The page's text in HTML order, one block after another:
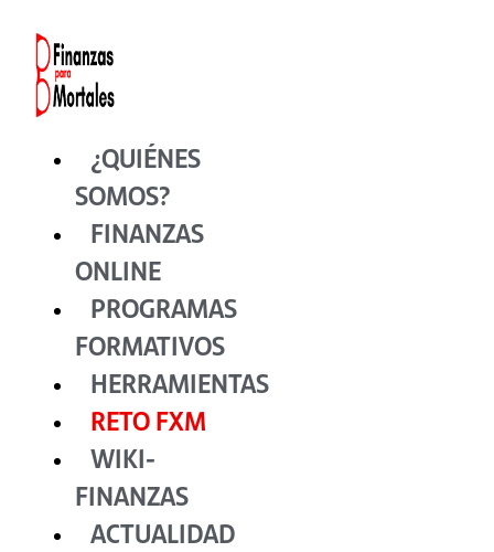
contenido
¿QUIÉNES
SOMOS?
FINANZAS
ONLINE
PROGRAMAS
FORMATIVOS
HERRAMIENTAS
RETO FXM
WIKI-
FINANZAS
ACTUALIDAD